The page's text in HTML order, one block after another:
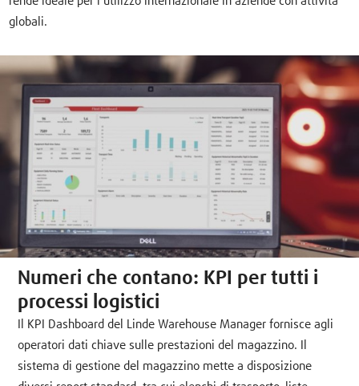
globali.
Numeri che contano: KPI per tutti i
processi logistici
Il KPI Dashboard del Linde Warehouse Manager fornisce agli
operatori dati chiave sulle prestazioni del magazzino. Il
sistema di gestione del magazzino mette a disposizione